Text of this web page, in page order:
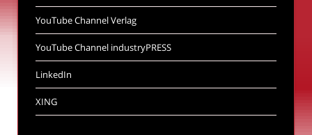
YouTube Channel Verlag
YouTube Channel industryPRESS
LinkedIn
XING